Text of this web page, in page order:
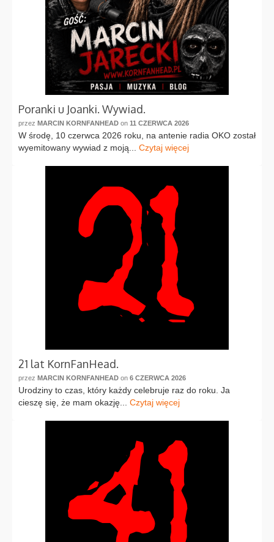
Poranki u Joanki. Wywiad.
przez MARCIN KORNFANHEAD on 11 CZERWCA 2026
W środę, 10 czerwca 2026 roku, na antenie radia OKO został
wyemitowany wywiad z moją... Czytaj więcej
21 lat KornFanHead.
przez MARCIN KORNFANHEAD on 6 CZERWCA 2026
Urodziny to czas, który każdy celebruje raz do roku. Ja
cieszę się, że mam okazję... Czytaj więcej